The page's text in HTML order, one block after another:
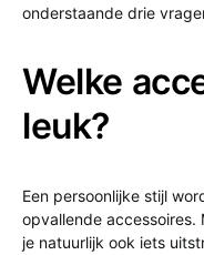
onderstaande drie
Welke
leuk?
Een persoonlijke stijl
opvallende
je natuurlijk ook iets